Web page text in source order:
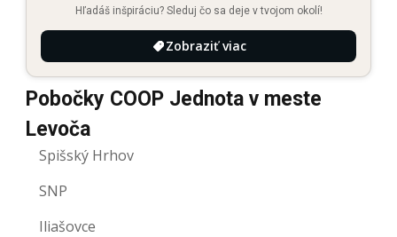
Hľadáš inšpiráciu? Sleduj čo sa deje v tvojom okolí!
Zobraziť viac
Pobočky COOP Jednota v meste
Levoča
Spišský Hrhov
SNP
Iliašovce